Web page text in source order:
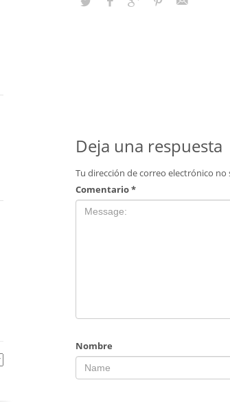
Deja una respuesta
Tu dirección de correo electrónico no
Comentario*
Nombre